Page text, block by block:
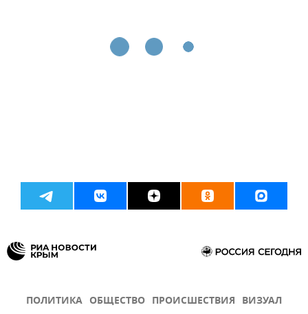
ПОЛИТИКА ОБЩЕСТВО ПРОИСШЕСТВИЯ ВИЗУАЛ